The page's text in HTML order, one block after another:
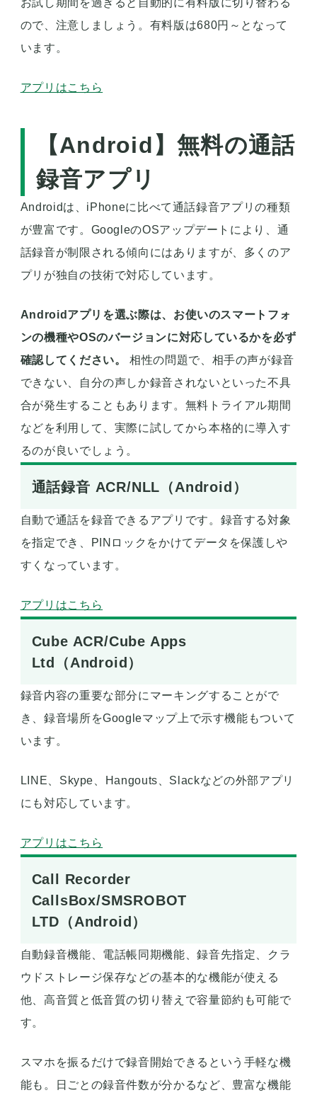
ので、注意しましょう。有料版は680円～となって
います。
アプリはこちら
【Android】無料の通話
録音アプリ
Androidは、iPhoneに比べて通話録音アプリの種類
が豊富です。GoogleのOSアップデートにより、通
話録音が制限される傾向にはありますが、多くのア
プリが独自の技術で対応しています。
Androidアプリを選ぶ際は、お使いのスマートフォ
ンの機種やOSのバージョンに対応しているかを必ず
確認してください。
相性の問題で、相手の声が録音
できない、自分の声しか録音されないといった不具
合が発生することもあります。無料トライアル期間
などを利用して、実際に試してから本格的に導入す
るのが良いでしょう。
通話録音 ACR/NLL（Android）
自動で通話を録音できるアプリです。録音する対象
を指定でき、PINロックをかけてデータを保護しや
すくなっています。
アプリはこちら
Cube ACR/Cube Apps
Ltd（Android）
録音内容の重要な部分にマーキングすることがで
き、録音場所をGoogleマップ上で示す機能もついて
います。
LINE、Skype、Hangouts、Slackなどの外部アプリ
にも対応しています。
アプリはこちら
Call Recorder
CallsBox/SMSROBOT
LTD（Android）
自動録音機能、電話帳同期機能、録音先指定、クラ
ウドストレージ保存などの基本的な機能が使える
他、高音質と低音質の切り替えで容量節約も可能で
す。
スマホを振るだけで録音開始できるという手軽な機
能も。日ごとの録音件数が分かるなど、豊富な機能